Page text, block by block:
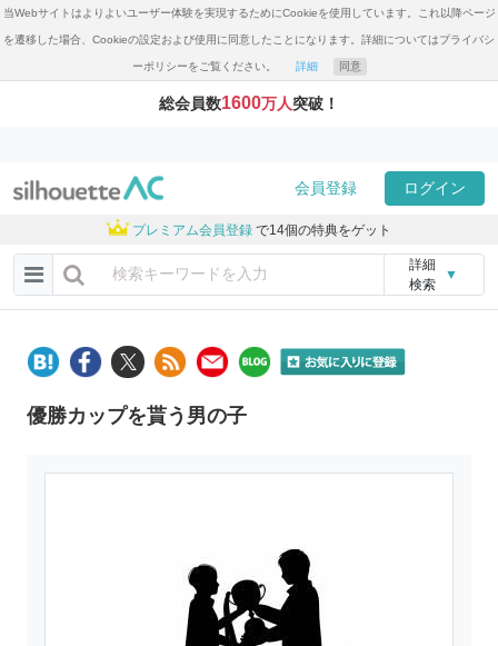
当Webサイトはよりよいユーザー体験を実現するためにCookieを使用しています。これ以降ページ
を遷移した場合、Cookieの設定および使用に同意したことになります。詳細についてはプライバシ
ーポリシーをご覧ください。 詳細 同意
総会員数1600万人突破！
会員登録 ログイン
プレミアム会員登録 で14個の特典をゲット
詳細
検索
▼
優勝カップを貰う男の子